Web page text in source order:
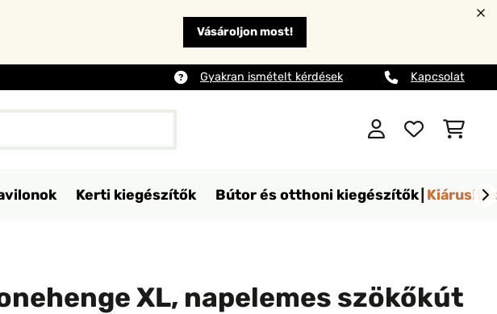
Vásároljon most!
Gyakran ismételt kérdések Kapcsolat
Kerti kiegészítők Bútor és otthoni kiegészítők
XL, napelemes szökőkút